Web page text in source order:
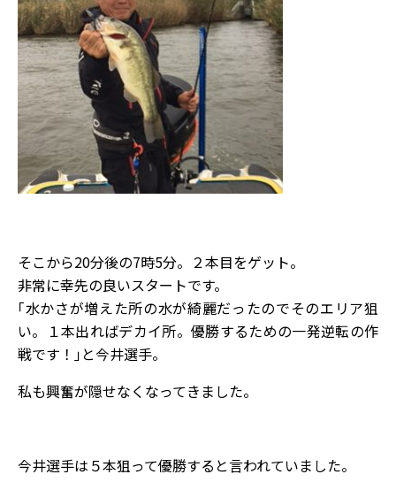
そこから20分後の7時5分。２本目をゲット。
非常に幸先の良いスタートです。
｢水かさが増えた所の水が綺麗だったのでそのエリア狙
い。１本出ればデカイ所。優勝するための一発逆転の作
戦です！｣と今井選手。
私も興奮が隠せなくなってきました。
今井選手は５本狙って優勝すると言われていました。